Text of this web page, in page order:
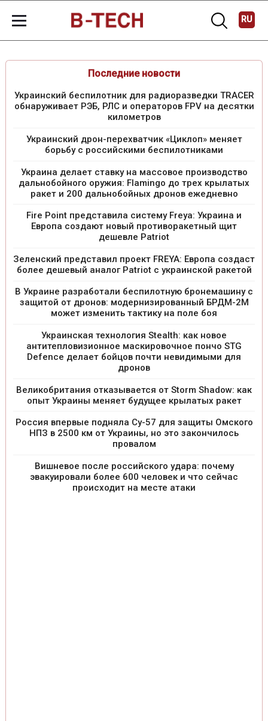
RU
Последние новости
Украинский беспилотник для радиоразведки TRACER
обнаруживает РЭБ, РЛС и операторов FPV на десятки
километров
Украинский дрон-перехватчик «Циклоп» меняет
борьбу с российскими беспилотниками
Украина делает ставку на массовое производство
дальнобойного оружия: Flamingo до трех крылатых
ракет и 200 дальнобойных дронов ежедневно
Fire Point представила систему Freya: Украина и
Европа создают новый противоракетный щит
дешевле Patriot
Зеленский представил проект FREYA: Европа создаст
более дешевый аналог Patriot с украинской ракетой
В Украине разработали беспилотную бронемашину с
защитой от дронов: модернизированный БРДМ-2М
может изменить тактику на поле боя
Украинская технология Stealth: как новое
антитепловизионное маскировочное пончо STG
Defence делает бойцов почти невидимыми для
дронов
Великобритания отказывается от Storm Shadow: как
опыт Украины меняет будущее крылатых ракет
Россия впервые подняла Су-57 для защиты Омского
НПЗ в 2500 км от Украины, но это закончилось
провалом
Вишневое после российского удара: почему
эвакуировали более 600 человек и что сейчас
происходит на месте атаки